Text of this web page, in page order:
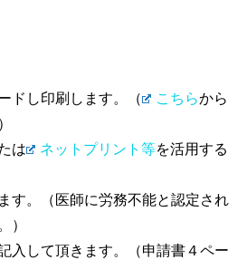
ドし印刷します。（ こちらから
は
ネットプリント等を活用する
す。（医師に労務不能と認定され
）
入して頂きます。（申請書４ペー